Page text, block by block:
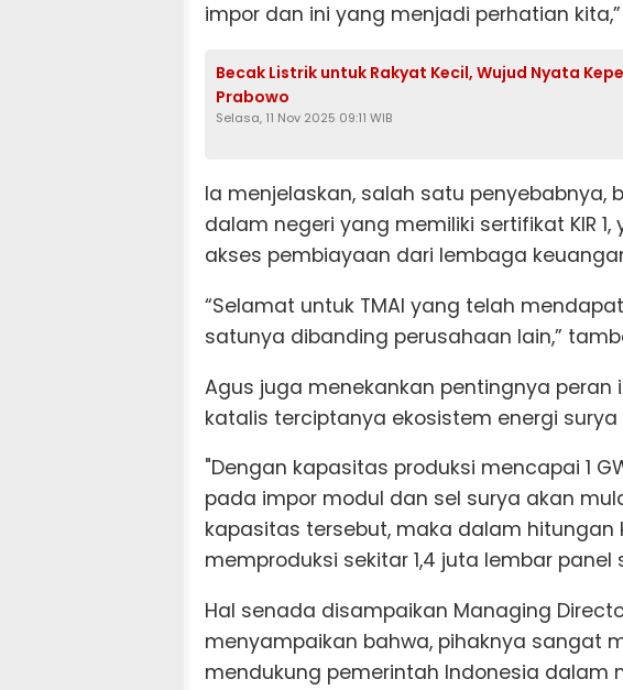
impor dan ini yang menjadi perhatian
Becak Listrik untuk Rakyat Kecil, Wujud Nyata
Prabowo
Selasa, 11 Nov 2025 09:11 WIB
Ia menjelaskan, salah satu penyebabnya,
dalam negeri yang memiliki sertifikat KIR
akses pembiayaan dari lembaga
“Selamat untuk TMAI yang telah
satunya dibanding perusahaan lain,”
Agus juga menekankan pentingnya peran
katalis terciptanya ekosistem energi surya
"Dengan kapasitas produksi mencapai 1
pada impor modul dan sel surya akan
kapasitas tersebut, maka dalam hitungan
memproduksi sekitar 1,4 juta lembar panel
Hal senada disampaikan Managing
menyampaikan bahwa, pihaknya sangat
mendukung pemerintah Indonesia dalam